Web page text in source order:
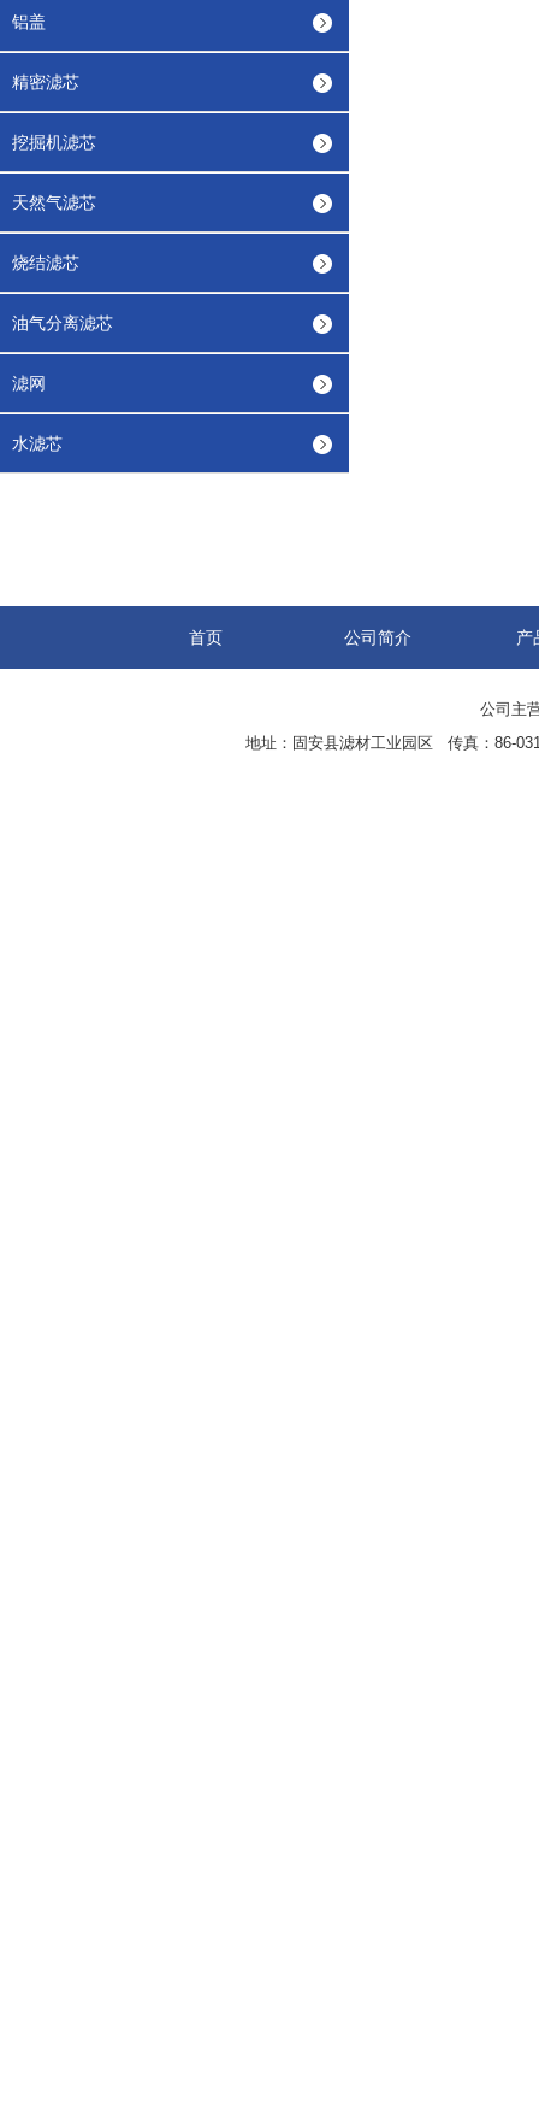
铝盖
精密滤芯
挖掘机滤芯
天然气滤芯
烧结滤芯
油气分离滤芯
滤网
水滤芯
首页 公司简介 产
公司主
地址：固安县滤材工业园区 传真：86-